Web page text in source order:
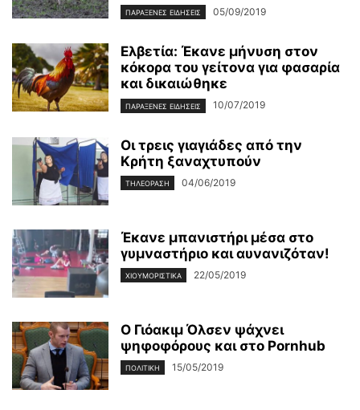
ΠΑΡΆΞΕΝΕΣ ΕΙΔΉΣΕΙΣ 05/09/2019
Ελβετία: Έκανε μήνυση στον
κόκορα του γείτονα για φασαρία
και δικαιώθηκε
ΠΑΡΆΞΕΝΕΣ ΕΙΔΉΣΕΙΣ 10/07/2019
Οι τρεις γιαγιάδες από την
Κρήτη ξαναχτυπούν
ΤΗΛΕΌΡΑΣΗ 04/06/2019
Έκανε μπανιστήρι μέσα στο
γυμναστήριο και αυνανιζόταν!
ΧΙΟΥΜΟΡΙΣΤΙΚΆ 22/05/2019
Ο Γιόακιμ Όλσεν ψάχνει
ψηφοφόρους και στο Pornhub
ΠΟΛΙΤΙΚΉ 15/05/2019